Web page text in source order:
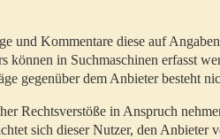
und Kommentare diese auf
können in Suchmaschinen erfasst
gegenüber dem Anbieter besteht
Rechtsverstöße in Anspruch
sich dieser Nutzer, den Anbieter